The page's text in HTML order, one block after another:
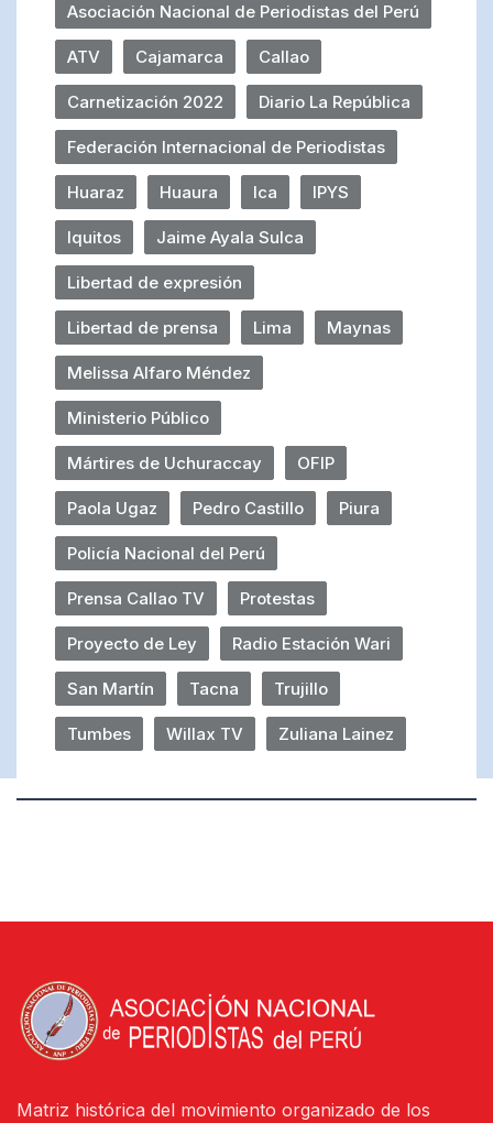
Asociación Nacional de Periodistas del Perú
ATV Cajamarca Callao
Carnetización 2022 Diario La República
Federación Internacional de Periodistas
Huaraz Huaura Ica IPYS
Iquitos Jaime Ayala Sulca
Libertad de expresión
Libertad de prensa Lima Maynas
Melissa Alfaro Méndez
Ministerio Público
Mártires de Uchuraccay OFIP
Paola Ugaz Pedro Castillo Piura
Policía Nacional del Perú
Prensa Callao TV Protestas
Proyecto de Ley Radio Estación Wari
San Martín Tacna Trujillo
Tumbes Willax TV Zuliana Lainez
Matriz histórica del movimiento organizado de los